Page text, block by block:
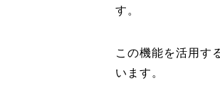
す。
この機能を活用す
います。